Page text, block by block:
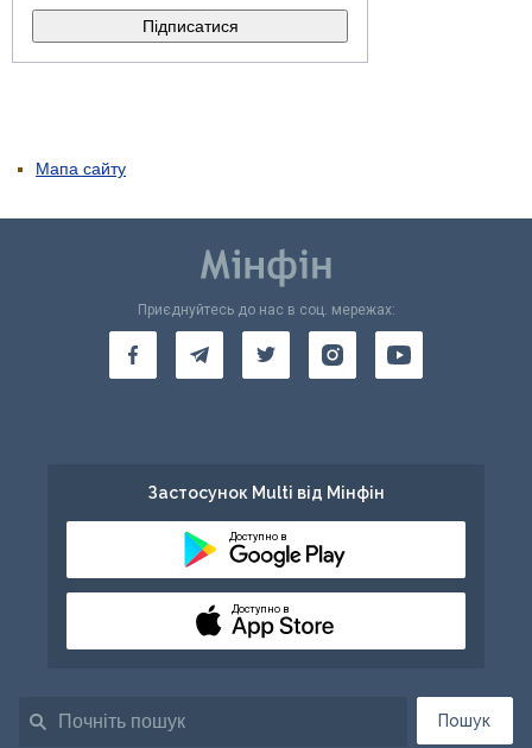
Мапа сайту
Пошук
Приєднуйтесь до нас в соц. мережах:
Застосунок Multi від Мінфін
Доступно в
Доступно в